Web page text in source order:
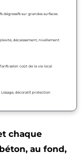
dégressifs sur grandes surfaces
décaissement, nivellement
Tarifs selon coût de la vie local
Lissage, décoratif, protection
chaque
au fond,